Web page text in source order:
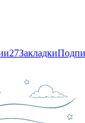
27Закладки